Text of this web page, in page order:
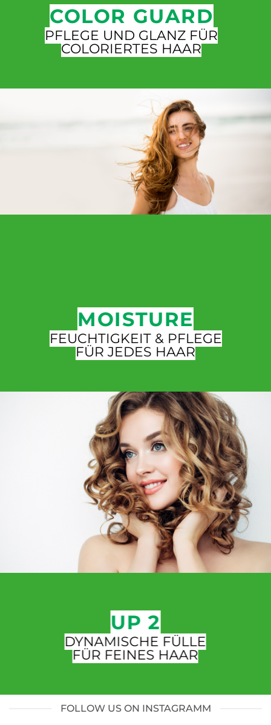
COLOR GUARD
PFLEGE UND GLANZ FÜR
COLORIERTES HAAR
MOISTURE
FEUCHTIGKEIT & PFLEGE
FÜR JEDES HAAR
UP 2
DYNAMISCHE FÜLLE
FÜR FEINES HAAR
FOLLOW US ON INSTAGRAMM